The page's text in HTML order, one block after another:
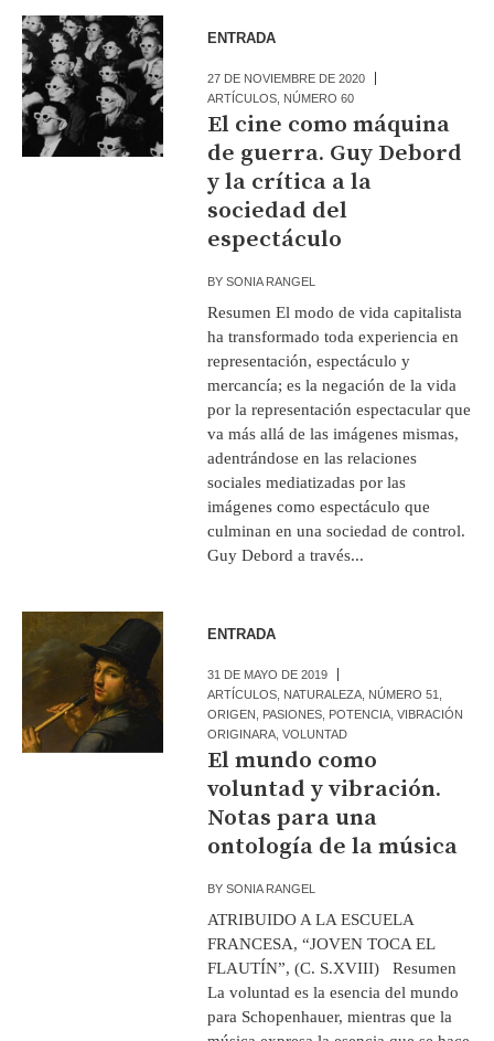
ENTRADA
27 DE NOVIEMBRE DE 2020
ARTÍCULOS NÚMERO 60
El cine como máquina
de guerra. Guy Debord
y la crítica a la
sociedad del
espectáculo
BYSONIA RANGEL
Resumen El modo de vida capitalista
ha transformado toda experiencia en
representación, espectáculo y
mercancía; es la negación de la vida
por la representación espectacular que
va más allá de las imágenes mismas,
adentrándose en las relaciones
sociales mediatizadas por las
imágenes como espectáculo que
culminan en una sociedad de control.
Guy Debord a través...
ENTRADA
31 DE MAYO DE 2019
ARTÍCULOS NATURALEZA NÚMERO 51
ORIGEN
PASIONES POTENCIA ,VIBRACIÓN
ORIGINARA ,VOLUNTAD
El mundo como
voluntad y vibración.
Notas para una
ontología de la música
BYSONIA RANGEL
ATRIBUIDO A LA ESCUELA
FRANCESA, “JOVEN TOCA EL
FLAUTÍN”, (C. S.XVIII) Resumen
La voluntad es la esencia del mundo
para Schopenhauer, mientras que la